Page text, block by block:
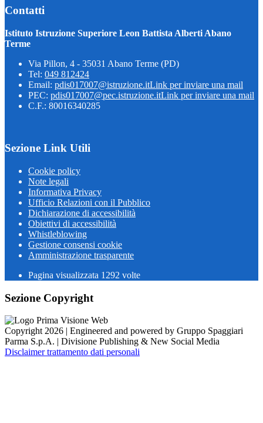
Contatti
Istituto Istruzione Superiore Leon Battista Alberti Abano
Terme
Via Pillon, 4 - 35031 Abano Terme (PD)
Tel: 049 812424
Email: pdis017007@istruzione.itLink per inviare una mail
PEC: pdis017007@pec.istruzione.itLink per inviare una mail
C.F.: 80016340285
Sezione Link Utili
Cookie policy
Note legali
Informativa Privacy
Ufficio Relazioni con il Pubblico
Dichiarazione di accessibilità
Obiettivi di accessibilità
Whistleblowing
Gestione consensi cookie
Amministrazione trasparente
Pagina visualizzata 1292 volte
Sezione Copyright
Copyright 2026 | Engineered and powered by Gruppo Spaggiari
Parma S.p.A. | Divisione Publishing & New Social Media
Disclaimer trattamento dati personali